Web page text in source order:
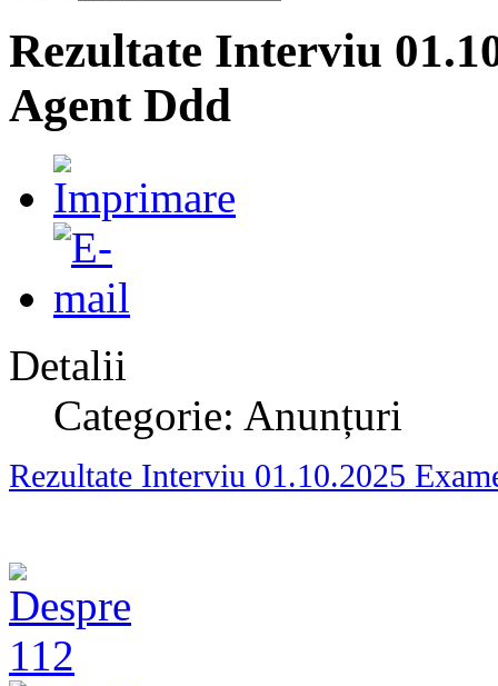
Rezultate Interviu
Agent Ddd
Detalii
Categorie: Anunțuri
Rezultate Interviu 01.10.2025